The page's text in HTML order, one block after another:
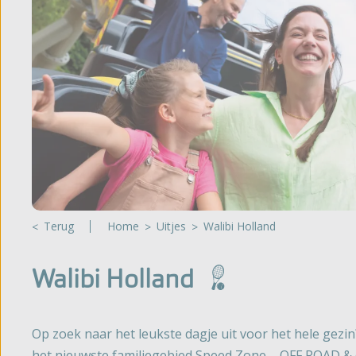
Gelderland
Haeghehorst
De Jutberg
Zandhegge
't Noorder Sandt
Sint Maartenszee
Tempelhof
Glamping
Bekijk
Terug Home Uitjes Walibi Holland
Walibi Holland
Op zoek naar het leukste dagje uit voor het hele